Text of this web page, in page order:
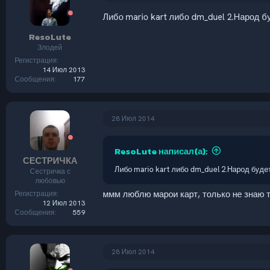
ResoLute
Злодей
Регистрация
14 Июл 2013
Сообщения
177
Либо mario kart либо dm_duel 2.Народ
СЕСТРИЧКА
Сестричка с
любовью
Регистрация
12 Июл 2013
Сообщения
559
28 Июл 2014
ResoLute написал(а):
Либо mario kart либо dm_duel 2.Народ
ммм люблю марои карт, только не знаю
28 Июл 2014